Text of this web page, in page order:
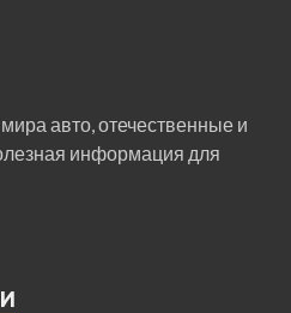
авто, отечественные и
информация для